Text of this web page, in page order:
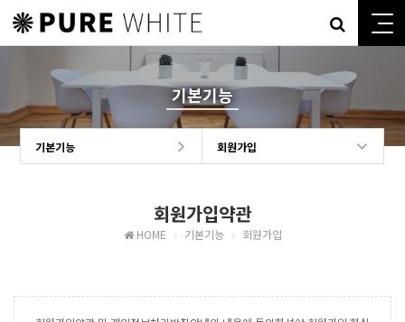
기본기능
기본기능 회원가입
회원가입약관
HOME 기본기능 회원가입